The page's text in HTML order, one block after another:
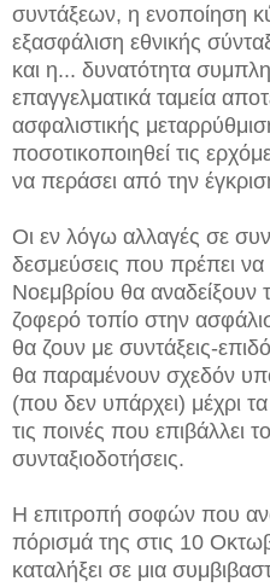
συντάξεων, η ενοποίηση
εξασφάλιση εθνικής
και η... δυνατότητα
επαγγελματικά ταμεία
ασφαλιστικής
ποσοτικοποιηθεί τις
να περάσει από την
Οι εν λόγω αλλαγές σε
δεσμεύσεις που πρέπει
Νοεμβρίου θα αναδείξουν
ζοφερό τοπίο στην
θα ζουν με συντάξεις-
θα παραμένουν σχεδόν
(που δεν υπάρχει) μέχρι
τις ποινές που επιβάλλει
συνταξιοδοτήσεις.
Η επιτροπή σοφών που
πόρισμά της στις 10
καταλήξει σε μια